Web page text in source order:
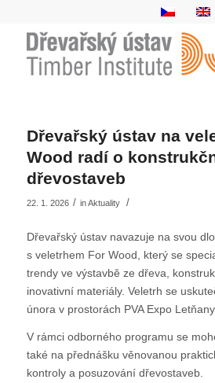
Dřevařský ústav na
Wood radí o
dřevostaveb
22. 1. 2026 / inAktuality /
Dřevařský ústav navazuje na svou
s veletrhem For Wood, který se
trendy ve výstavbě ze dřeva,
inovativní materiály. Veletrh se
února v prostorách PVA Expo Letňany.
V rámci odborného programu se
také na přednášku věnovanou
kontroly a posuzování dřevostaveb.